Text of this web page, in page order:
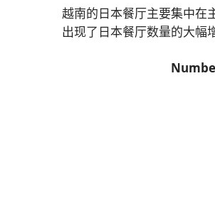
越南的日本餐厅主要集中在
出现了日本餐厅数量的大幅